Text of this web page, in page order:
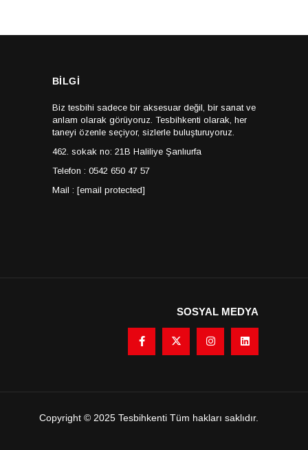
BİLGİ
Biz tesbihi sadece bir aksesuar değil, bir sanat ve
anlam olarak görüyoruz. Tesbihkenti olarak, her
taneyi özenle seçiyor, sizlerle buluşturuyoruz.
462. sokak no: 21B Haliliye Şanlıurfa
Telefon : 0542 650 47 57
Mail : [email protected]
SOSYAL MEDYA
Copyright © 2025 Tesbihkenti Tüm hakları saklıdır.